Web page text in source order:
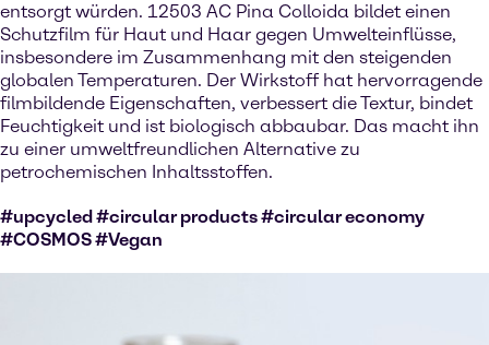
entsorgt würden. 12503 AC Pina Colloida bildet einen
Schutzfilm für Haut und Haar gegen Umwelteinflüsse,
insbesondere im Zusammenhang mit den steigenden
globalen Temperaturen. Der Wirkstoff hat hervorragende
filmbildende Eigenschaften, verbessert die Textur, bindet
Feuchtigkeit und ist biologisch abbaubar. Das macht ihn
zu einer umweltfreundlichen Alternative zu
petrochemischen Inhaltsstoffen.
#upcycled #circular products #circular economy
#COSMOS #Vegan